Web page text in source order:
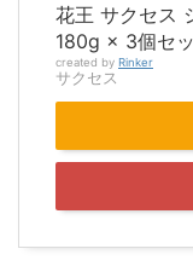
花王 サクセス
180g × 3個セ
created by Rinker
サクセス